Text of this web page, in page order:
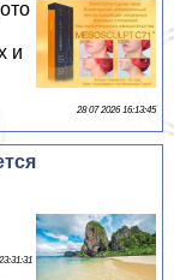
и
28 07 2026 16:13:45